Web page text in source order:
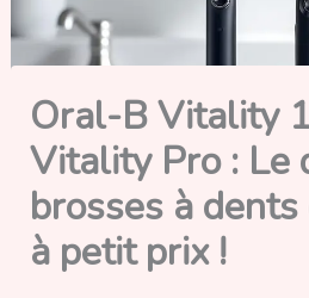
Oral-B Vitality
Vitality Pro : Le
brosses à
à petit prix !